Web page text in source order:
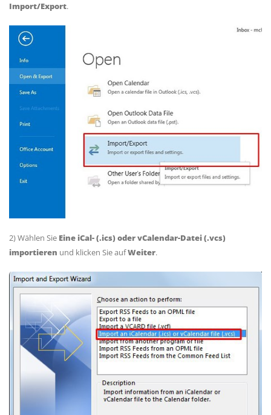
Import/Export.
2) Wählen Sie Eine iCal- (.ics) oder vCalendar-Datei (.vcs)
importieren und klicken Sie aufWeiter.